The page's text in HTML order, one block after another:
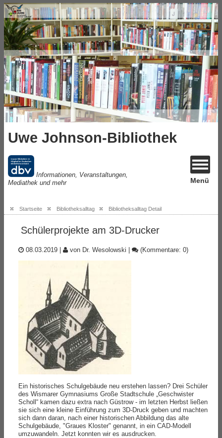
Uwe Johnson-Bibliothek
Informationen, Veranstaltungen,
Mediathek und mehr
Menü
Startseite Bibliotheksalltag Bibliotheksalltag Detail
Schülerprojekte am 3D-Drucker
08.03.2019 | von Dr. Wesolowski | (Kommentare: 0)
Ein historisches Schulgebäude neu erstehen lassen? Drei Schüler
des Wismarer Gymnasiums Große Stadtschule „Geschwister
Scholl“ kamen dazu extra nach Güstrow - im letzten Herbst ließen
sie sich eine kleine Einführung zum 3D-Druck geben und machten
sich dann daran, nach einer historischen Abbildung das alte
Schulgebäude, "Graues Kloster" genannt, in ein CAD-Modell
umzuwandeln. Jetzt konnten wir es ausdrucken.